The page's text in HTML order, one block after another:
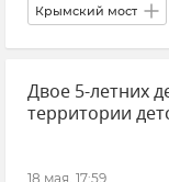
Крымский мост
Крым Керчь
Краснодарский
Двое 5-летних
территории
18 мая, 17:59